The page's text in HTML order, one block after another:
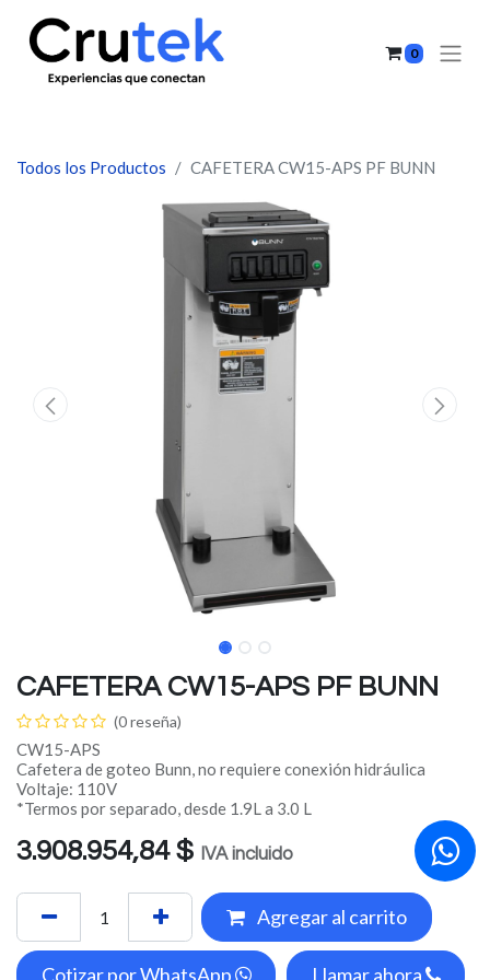
0
Todos los Productos CAFETERA CW15-APS PF BUNN
CAFETERA CW15-APS PF BUNN
(0 reseña)
CW15-APS
Cafetera de goteo Bunn, no requiere conexión hidráulica
Voltaje: 110V
*Termos por separado, desde 1.9L a 3.0 L
3.908.954,84$ IVA incluido
Agregar al carrito
Cotizar por WhatsApp Llamar ahora